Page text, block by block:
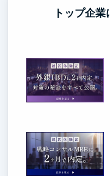
トップ企